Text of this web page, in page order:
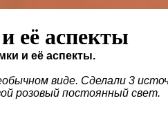
её аспекты
и её аспекты.
виде. Сделали 3
розовый постоянный свет.